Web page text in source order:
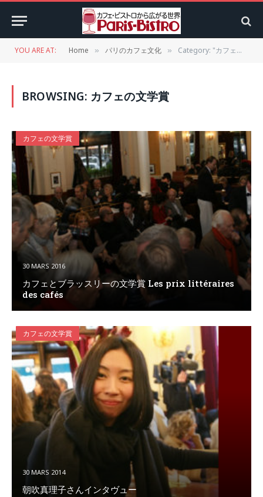
YOU ARE AT: Home » パリのカフェ文化 » Category: "カフェの文学賞"
BROWSING: カフェの文学賞
カフェの文学賞
30 MARS 2016
カフェとブラッスリーの文学賞 Les prix littéraires
des cafés
カフェの文学賞
30 MARS 2014
朝吹真理子さんインタヴュー